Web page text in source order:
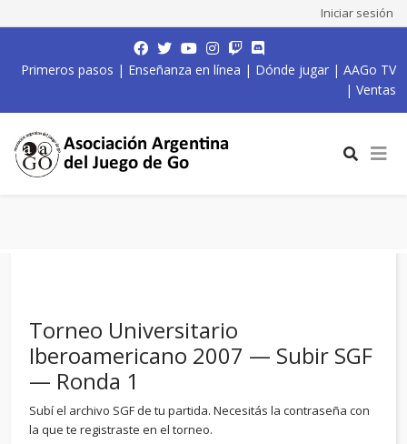
Iniciar sesión
Primeros pasos | Enseñanza en línea | Dónde jugar | AAGo TV
| Ventas
Torneo Universitario
Iberoamericano 2007 — Subir SGF
— Ronda 1
Subí el archivo SGF de tu partida. Necesitás la contraseña con
la que te registraste en el torneo.